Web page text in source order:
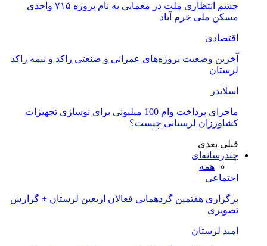
چشم انتظاری ملت در معمایی به نام پروژه ۷۱۵ واحدی
مسکن ملی خرم آباد
اقتصادی
آخرین وضعیت پروژه‌های عمرانی و صنعتی راکد و نیمه راکد
لرستان
اسلایدر
ماجرای پرداخت وام 100 میلیونی برای نوسازی تجهیزات
کشاورزان لرستانی چیست؟
قبلی بعدی
چندرسانه‌ای
همه
اجتماعی
برگزاری هفتمین گردهمایی فعالان اربعین لرستان + گزارش
تصویری
امید لرستان